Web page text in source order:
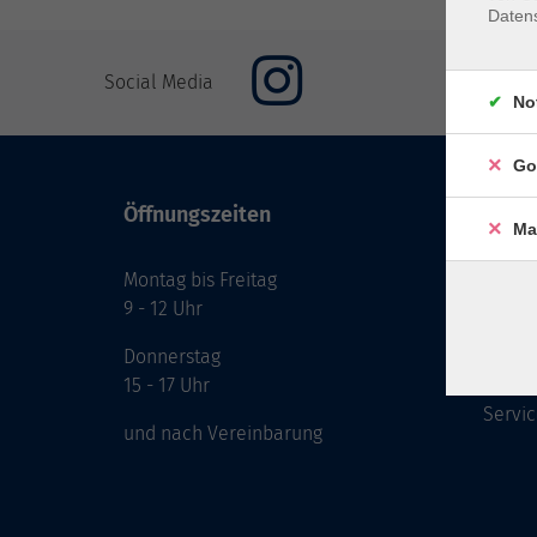
Social Media
Öffnungszeiten
Montag bis Freitag
9 - 12 Uhr
Donnerstag
15 - 17 Uhr
und nach Vereinbarung